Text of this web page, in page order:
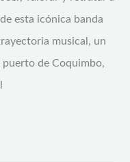
esta icónica banda
musical, un
de Coquimbo,